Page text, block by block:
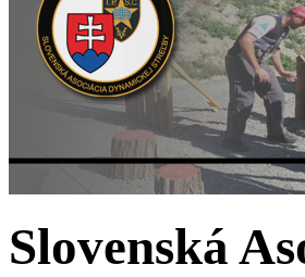
Slovenská